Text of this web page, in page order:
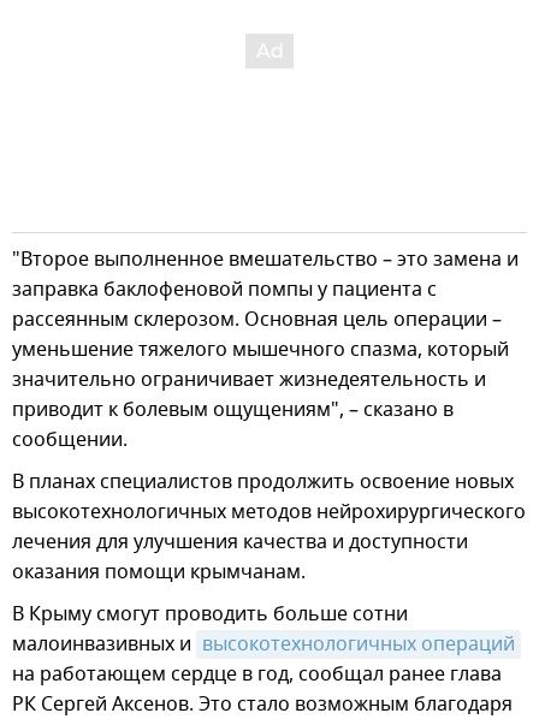
"Второе выполненное вмешательство – это замена и
заправка баклофеновой помпы у пациента с
рассеянным склерозом. Основная цель операции –
уменьшение тяжелого мышечного спазма, который
значительно ограничивает жизнедеятельность и
приводит к болевым ощущениям", – сказано в
сообщении.
В планах специалистов продолжить освоение новых
высокотехнологичных методов нейрохирургического
лечения для улучшения качества и доступности
оказания помощи крымчанам.
В Крыму смогут проводить больше сотни
малоинвазивных и высокотехнологичных операций
на работающем сердце в год, сообщал ранее глава
РК Сергей Аксенов. Это стало возможным благодаря